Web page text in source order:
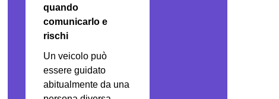
quando
comunicarlo e
rischi
Un veicolo può
essere guidato
abitualmente da una